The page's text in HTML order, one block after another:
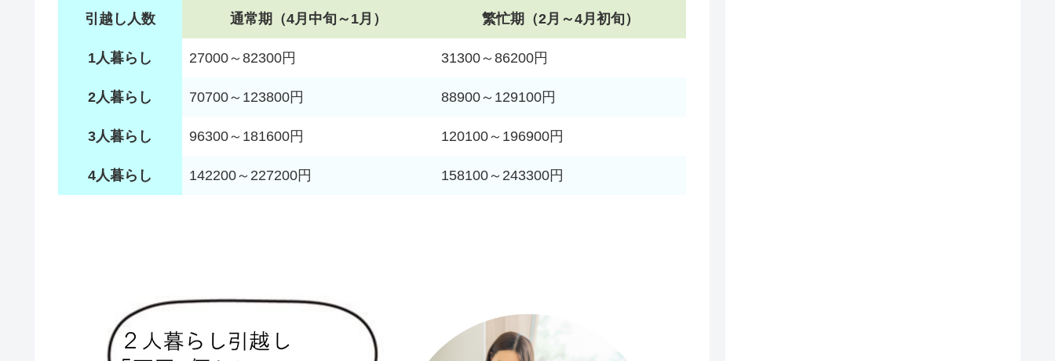
引越し人数 通常期（4月中旬～1月） 繁忙期（2月～4月初旬）
1人暮らし 27000～82300円 31300～86200円
2人暮らし 70700～123800円 88900～129100円
3人暮らし 96300～181600円 120100～196900円
4人暮らし 142200～227200円 158100～243300円